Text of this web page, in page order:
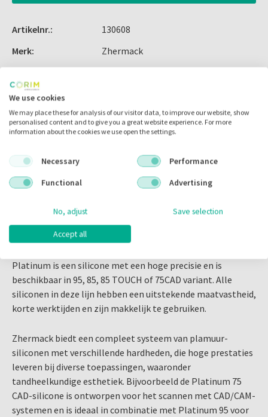
Artikelnr.:
130608
Merk:
Zhermack
Inhoud:
Voorraad:
Omschrijving
Platinum is een silicone met een hoge precisie en is
beschikbaar in 95, 85, 85 TOUCH of 75CAD variant. Alle
siliconen in deze lijn hebben een uitstekende maatvastheid,
korte werktijden en zijn makkelijk te gebruiken.
Zhermack biedt een compleet systeem van plamuur-
siliconen met verschillende hardheden, die hoge prestaties
leveren bij diverse toepassingen, waaronder
tandheelkundige esthetiek. Bijvoorbeeld de Platinum 75
CAD-silicone is ontworpen voor het scannen met CAD/CAM-
systemen en is ideaal in combinatie met Platinum 95 voor
We use cookies
We may place these for analysis of our visitor data, to improve our website, show
personalised content and to give you a great website experience. For more
information about the cookies we use open the settings.
Necessary
Performance
Functional
Advertising
No, adjust Save selection
Accept all